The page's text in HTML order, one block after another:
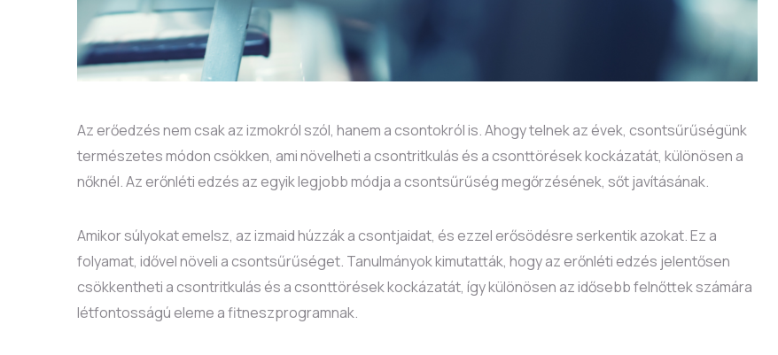
Az erőedzés nem csak az izmokról szól, hanem a csontokról is. Ahogy telnek az évek, csontsűrűségünk
természetes módon csökken, ami növelheti a csontritkulás és a csonttörések kockázatát, különösen a
nőknél. Az erőnléti edzés az egyik legjobb módja a csontsűrűség megőrzésének, sőt javításának.
Amikor súlyokat emelsz, az izmaid húzzák a csontjaidat, és ezzel erősödésre serkentik azokat. Ez a
folyamat, idővel növeli a csontsűrűséget. Tanulmányok kimutatták, hogy az erőnléti edzés jelentősen
csökkentheti a csontritkulás és a csonttörések kockázatát, így különösen az idősebb felnőttek számára
létfontosságú eleme a fitneszprogramnak.